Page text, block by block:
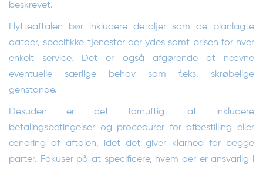
beskrevet.
Flytteaftalen bør inkludere detaljer som de planlagte
datoer, specifikke tjenester der ydes samt prisen for hver
enkelt service. Det er også afgørende at nævne
eventuelle særlige behov som f.eks. skrøbelige
genstande.
Desuden er det fornuftigt at inkludere
betalingsbetingelser og procedurer for afbestilling eller
ændring af aftalen, idet det giver klarhed for begge
parter. Fokuser på at specificere, hvem der er ansvarlig i